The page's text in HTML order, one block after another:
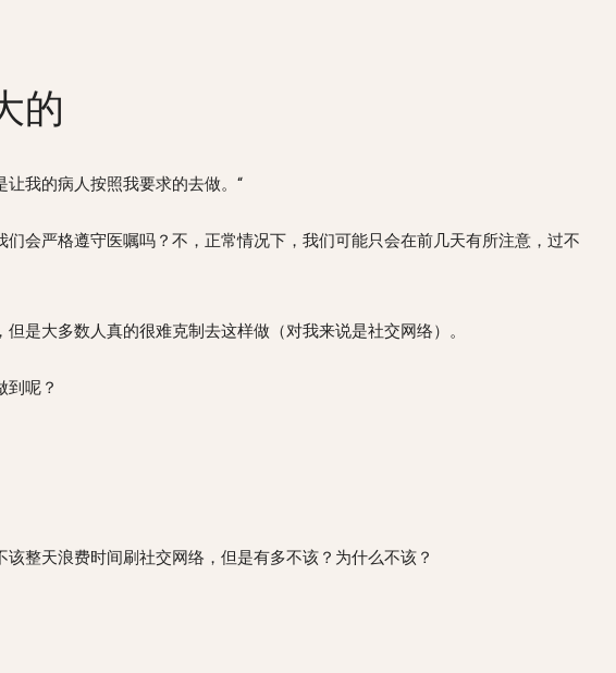
的
我的病人按照我要求的去做。“
会严格遵守医嘱吗？不，正常情况下，我们可能只会在前几天有所注意，过不
是大多数人真的很难克制去这样做（对我来说是社交网络）。
到呢？
整天浪费时间刷社交网络，但是有多不该？为什么不该？